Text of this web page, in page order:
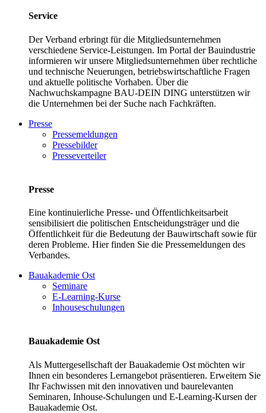
Service
Der Verband erbringt für die Mitgliedsunternehmen
verschiedene Service-Leistungen. Im Portal der Bauindustrie
informieren wir unsere Mitgliedsunternehmen über rechtliche
und technische Neuerungen, betriebswirtschaftliche Fragen
und aktuelle politische Vorhaben. Über die
Nachwuchskampagne BAU-DEIN DING unterstützen wir
die Unternehmen bei der Suche nach Fachkräften.
Presse
Pressemeldungen
Pressebilder
Presseverteiler
Presse
Eine kontinuierliche Presse- und Öffentlichkeitsarbeit
sensibilisiert die politischen Entscheidungsträger und die
Öffentlichkeit für die Bedeutung der Bauwirtschaft sowie für
deren Probleme. Hier finden Sie die Pressemeldungen des
Verbandes.
Bauakademie Ost
Seminare
E-Learning-Kurse
Inhouseschulungen
Bauakademie Ost
Als Muttergesellschaft der Bauakademie Ost möchten wir
Ihnen ein besonderes Lernangebot präsentieren. Erweitern Sie
Ihr Fachwissen mit den innovativen und baurelevanten
Seminaren, Inhouse-Schulungen und E-Learning-Kursen der
Bauakademie Ost.